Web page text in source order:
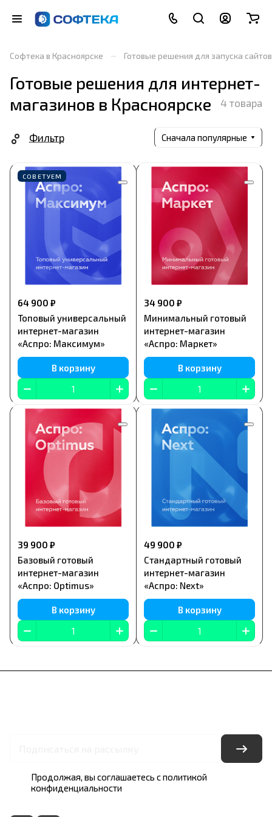
Софтека в Красноярске – Готовые решения для запуска
Готовые решения для интернет-
магазинов в Красноярске
4 товара
Фильтр Сначала популярные
СОВЕТУЕМ
64 900 ₽
Топовый универсальный
интернет-магазин
«Аспро: Максимум»
В корзину
34 900 ₽
Минимальный готовый
интернет-магазин
«Аспро: Маркет»
В корзину
39 900 ₽
Базовый готовый
интернет-магазин
«Аспро: Optimus»
В корзину
49 900 ₽
Стандартный готовый
интернет-магазин
«Аспро: Next»
В корзину
Продолжая, вы соглашаетесь сполитикой
конфиденциальности